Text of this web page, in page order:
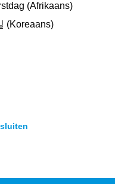
(Afrikaans)
(Koreaans)